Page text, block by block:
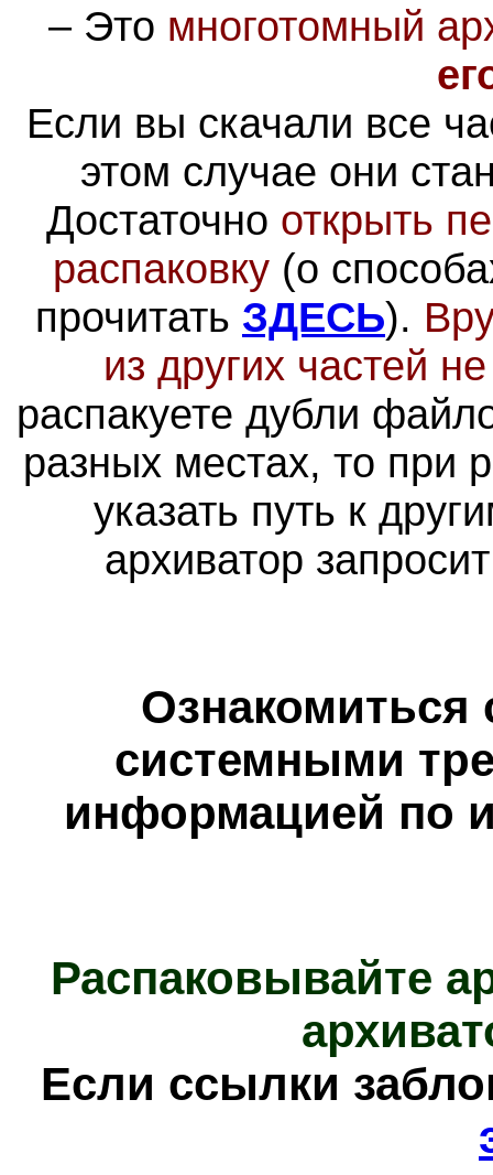
– Это многотомный
Если вы скачали все
этом случае они
Достаточно открыть
распаковку (о
прочитать ЗДЕСЬ).
из других частей
распакуете дубли
разных местах, то при
указать путь к
архиватор
Ознакомиться
системными
информацией по
Распаковывайте
Если ссылки